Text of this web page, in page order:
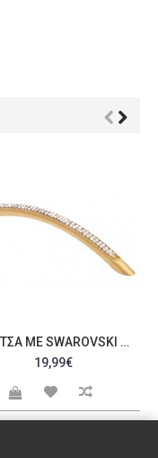
ΛΑΒΊΤΣΑ ΜΕ SWAROVSKI C20271
19,99€